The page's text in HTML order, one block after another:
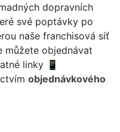
dopravních
své poptávky po
naše franchisová síť
můžete objednávat
linky
objednávkového